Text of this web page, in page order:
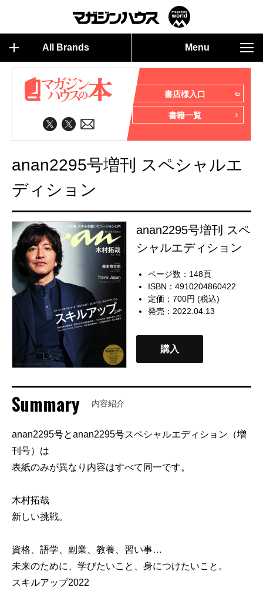
All Brands Menu
書店様入口
書籍一覧
anan2295号増刊 スペシャルエ
ディション
anan2295号増刊 スペ
シャルエディション
ページ数：148頁
ISBN：4910204860422
定価：700円 (税込)
発売：2022.04.13
購入
Summary 内容紹介
anan2295号とanan2295号スペシャルエディション（増
刊号）は
表紙のみが異なり内容はすべて同一です。
木村拓哉
新しい挑戦。
資格、語学、副業、教養、習い事…
未来のために、学びたいこと、身につけたいこと。
スキルアップ2022